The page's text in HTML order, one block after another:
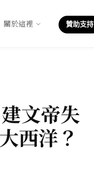
關於這裡 贊助支持
文帝失
西洋？